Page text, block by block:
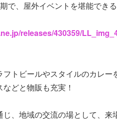
で、屋外イベントを堪能でき
releases/430359/
トビールやスタイルのカレ
どと物販も充実！
じ、地域の交流の場として、